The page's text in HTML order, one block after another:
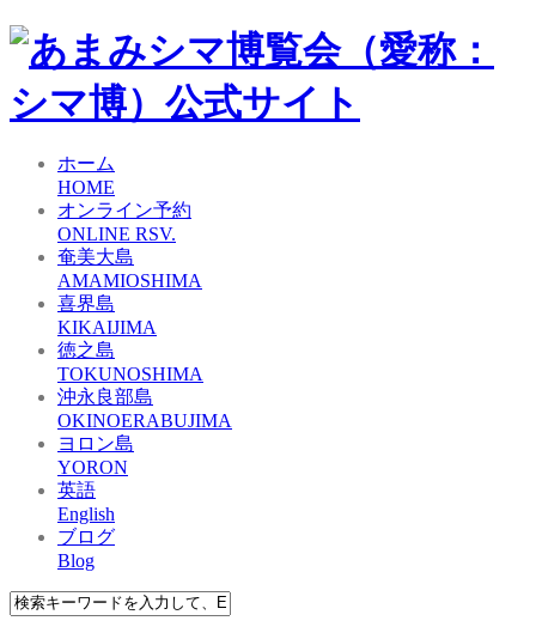
ホーム
HOME
オンライン予約
ONLINE RSV.
奄美大島
AMAMIOSHIMA
喜界島
KIKAIJIMA
徳之島
TOKUNOSHIMA
沖永良部島
OKINOERABUJIMA
ヨロン島
YORON
英語
English
ブログ
Blog